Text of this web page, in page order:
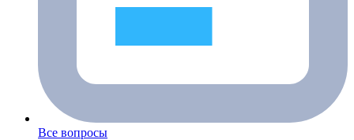
Все вопросы